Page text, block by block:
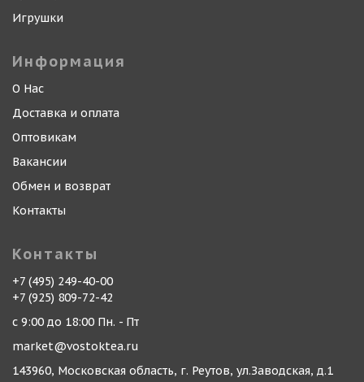
Игрушки
Информация
О Нас
Доставка и оплата
Оптовикам
Вакансии
Обмен и возврат
Контакты
Контакты
+7 (495) 249-40-00
+7 (925) 809-72-42
с 9:00 до 18:00 Пн. - Пт
market@vostoktea.ru
143960, Московская область, г. Реутов, ул.Заводская, д.1